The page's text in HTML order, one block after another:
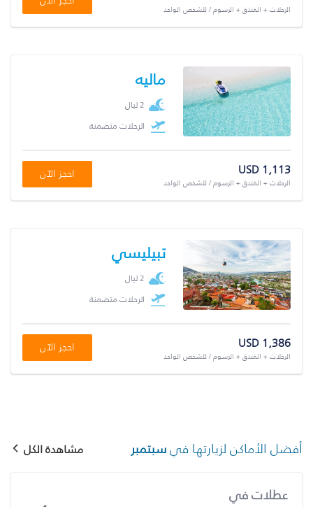
الرحلات + الفندق + الرسوم / للشخص الواحد
ماليه
2 ليال
الرحلات متضمنة
USD 1,113
الرحلات + الفندق + الرسوم / للشخص الواحد
احجز الآن
تبيليسي
2 ليال
الرحلات متضمنة
USD 1,386
الرحلات + الفندق + الرسوم / للشخص الواحد
احجز الآن
أفضل الأماكن لزيارتها فيسبتمبر مشاهدة الكل
عطلات في